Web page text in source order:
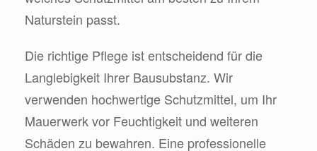
Naturstein passt.
Die richtige Pflege ist entscheidend für die
Langlebigkeit Ihrer Bausubstanz. Wir
verwenden hochwertige Schutzmittel, um Ihr
Mauerwerk vor Feuchtigkeit und weiteren
Schäden zu bewahren. Eine professionelle